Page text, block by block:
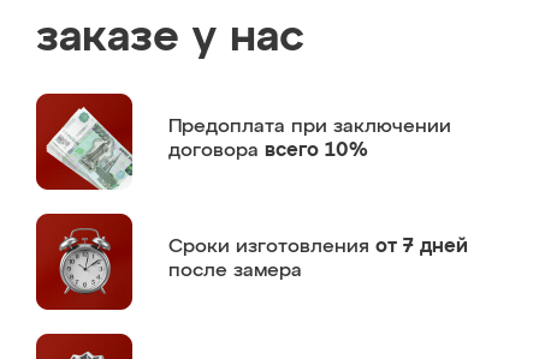
заказе у нас
Предоплата при заключении
договора всего 10%
Сроки изготовления от 7 дней
после замера